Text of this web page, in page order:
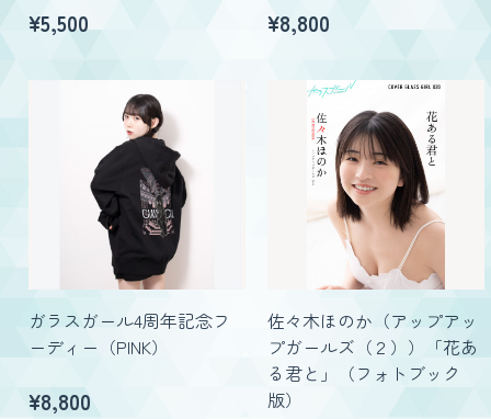
¥5,500 ¥8,800
ガラスガール4周年記念フ
ーディー（PINK）
¥8,800
佐々木ほのか（アップアッ
プガールズ（２））「花あ
る君と」（フォトブック
版）